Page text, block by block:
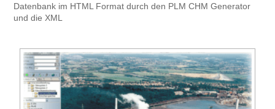
Datenbank im HTML Format durch den PLM CHM Generator
und die XML